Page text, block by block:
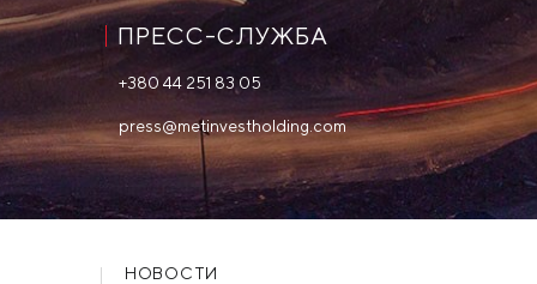
ПРЕСС-СЛУЖБА
+380 44 251 83 05
press@metinvestholding.com
НОВОСТИ